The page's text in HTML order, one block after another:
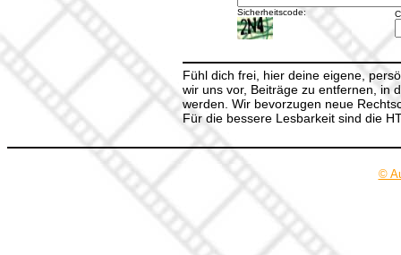
Sicherheitscode:
Fühl dich frei, hier deine eigene,
wir uns vor, Beiträge zu entfernen, in
werden. Wir bevorzugen neue
Für die bessere Lesbarkeit sind die
©